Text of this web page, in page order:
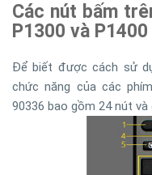
Các nút bấm
P1300 và P1400
Để biết được cách sử
chức năng của các
90336 bao gồm 24 nút